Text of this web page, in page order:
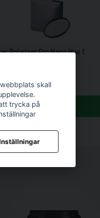
Polarizer Pro Nano Huc 58mm
skall
trycka på